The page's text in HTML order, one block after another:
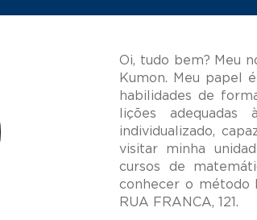
Oi, tudo bem? Meu
Kumon. Meu papel
habilidades de
lições
individualizado,
visitar minha
cursos de
conhecer o método